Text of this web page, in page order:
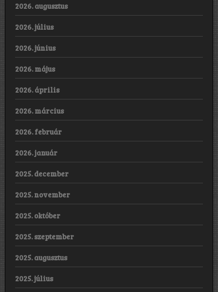
2026. augusztus
2026. július
2026. június
2026. május
2026. április
2026. március
2026. február
2026. január
2025. december
2025. november
2025. október
2025. szeptember
2025. augusztus
2025. július